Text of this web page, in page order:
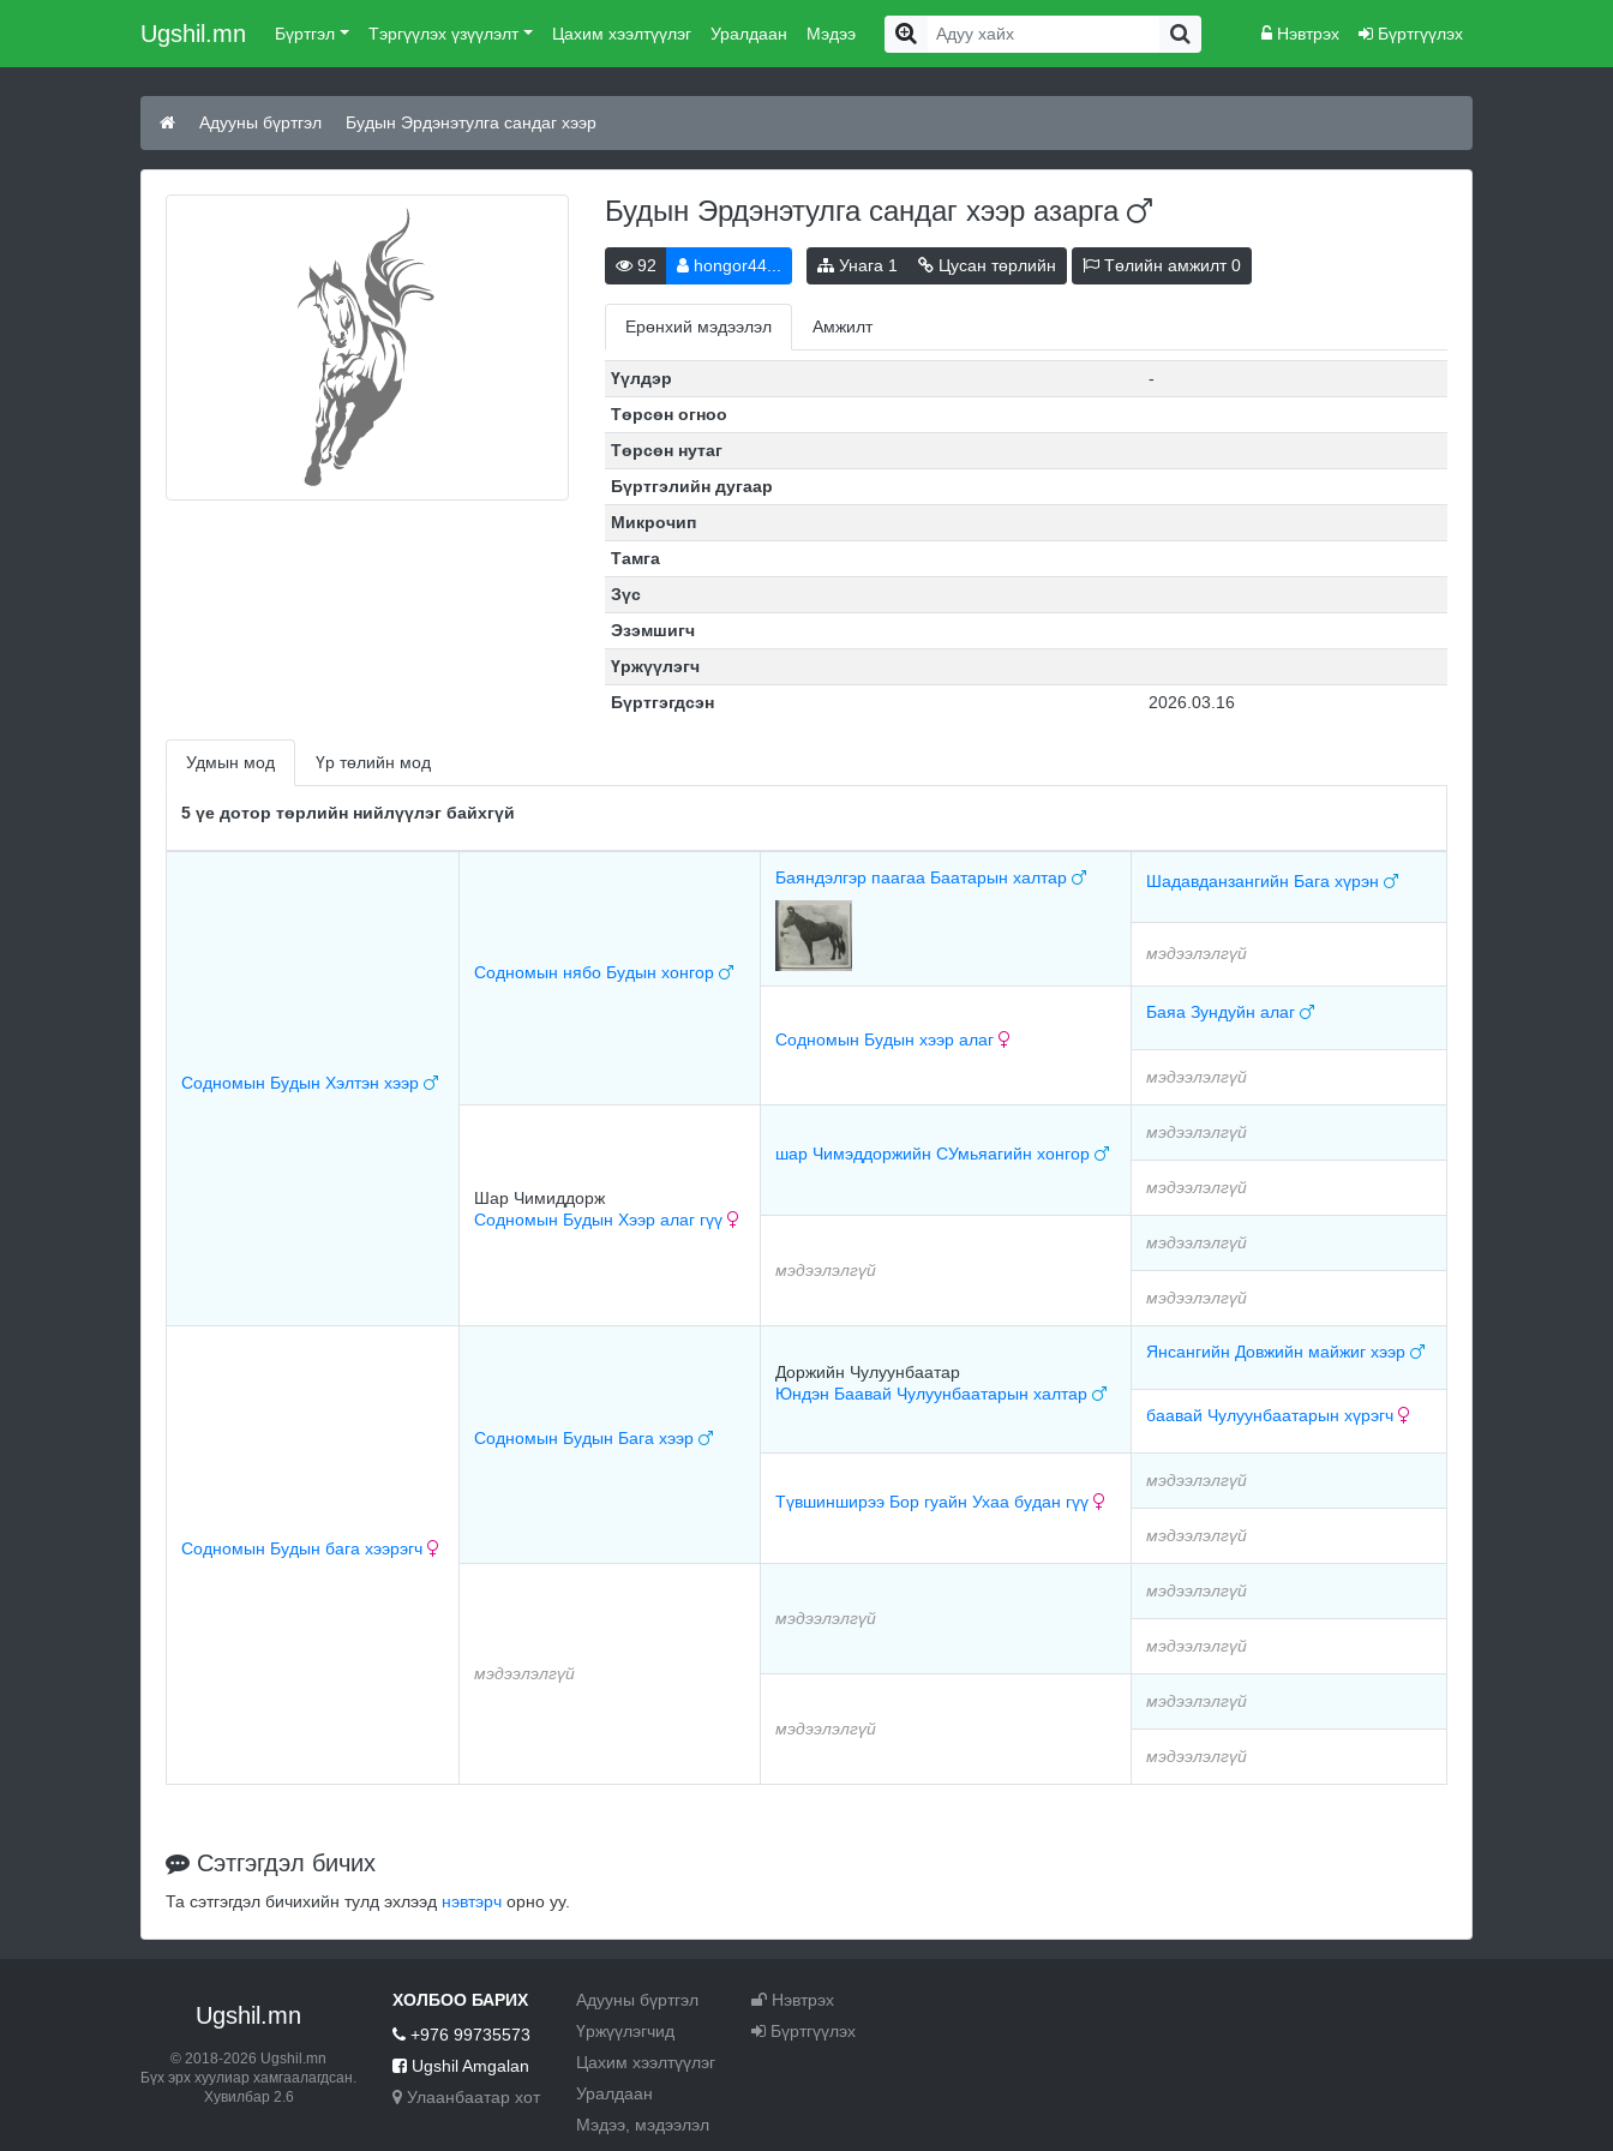
Ugshil.mn Бүртгэл Тэргүүлэх үзүүлэлт Цахим хээлтүүлэг Уралдаан Мэдээ Нэвтрэх Бүртгүүлэх
Адууны бүртгэл Будын Эрдэнэтулга сандаг хээр
Будын Эрдэнэтулга сандаг хээр азарга
92 hongor44... Унага 1 Цусан төрлийн Төлийн амжилт0
Ерөнхий мэдээлэл Амжилт
Үүлдэр
-
Төрсөн огноо
Төрсөн нутаг
Бүртгэлийн дугаар
Микрочип
Тамга
Зүс
Эзэмшигч
Үржүүлэгч
Бүртгэгдсэн
2026.03.16
Удмын мод Үр төлийн мод
5 үе дотор төрлийн нийлүүлэг байхгүй
Содномын Будын Хэлтэн хээр
Содномын нябо Будын хонгор
Баяндэлгэр паагаа Баатарын халтар Шадавданзангийн Бага хүрэн
мэдээлэлгүй
Содномын Будын хээр алаг
Баяа Зундуйн алаг
мэдээлэлгүй
Шар Чимиддорж
Содномын Будын Хээр алаг гүү
шар Чимэддоржийн СУмьяагийн хонгор
мэдээлэлгүй
мэдээлэлгүй
мэдээлэлгүй
мэдээлэлгүй
мэдээлэлгүй
Содномын Будын бага хээрэгч
Содномын Будын Бага хээр
Доржийн Чулуунбаатар
Юндэн Баавай Чулуунбаатарын халтар
Янсангийн Довжийн майжиг хээр
баавай Чулуунбаатарын хүрэгч
Түвшинширээ Бор гуайн Ухаа будан гүү
мэдээлэлгүй
мэдээлэлгүй
мэдээлэлгүй
мэдээлэлгүй
мэдээлэлгүй
мэдээлэлгүй
мэдээлэлгүй
мэдээлэлгүй
мэдээлэлгүй
Сэтгэгдэл бичих
Та сэтгэгдэл бичихийн тулд эхлээд нэвтэрч орно уу.
Ugshil.mn
© 2018-2026 Ugshil.mn
Бүх эрх хуулиар хамгаалагдсан.
Хувилбар 2.6
ХОЛБОО БАРИХ
+976 99735573
Ugshil Amgalan
Улаанбаатар хот
Адууны бүртгэл
Үржүүлэгчид
Цахим хээлтүүлэг
Уралдаан
Мэдээ, мэдээлэл
Нэвтрэх
Бүртгүүлэх